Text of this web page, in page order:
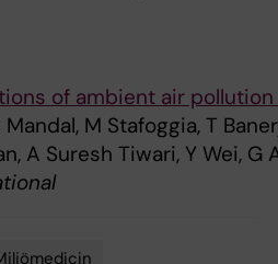
of ambient air
M Stafoggia, T
A Suresh Tiwari, Y Wei, G